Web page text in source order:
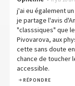
j'ai eu également
je partage l'avis
"classsiques" que
Pivovarova, aux
cette sans doute
chance de toucher
accessible.
RÉPONDRE